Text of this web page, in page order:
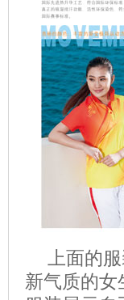
上面的
新气质的女